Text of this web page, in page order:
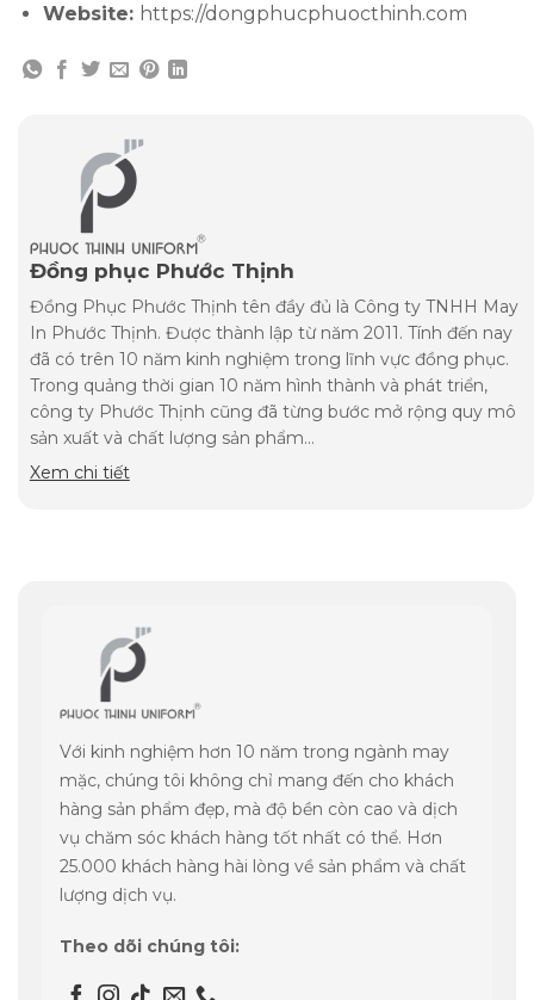
Website: https://dongphucphuocthinh.com
Đồng phục Phước Thịnh
Đồng Phục Phước Thịnh tên đầy đủ là Công ty TNHH May
In Phước Thịnh. Được thành lập từ năm 2011. Tính đến nay
đã có trên 10 năm kinh nghiệm trong lĩnh vực đồng phục.
Trong quảng thời gian 10 năm hình thành và phát triển,
công ty Phước Thịnh cũng đã từng bước mở rộng quy mô
sản xuất và chất lượng sản phẩm...
Xem chi tiết
Với kinh nghiệm hơn 10 năm trong ngành may
mặc, chúng tôi không chỉ mang đến cho khách
hàng sản phẩm đẹp, mà độ bền còn cao và dịch
vụ chăm sóc khách hàng tốt nhất có thể. Hơn
25.000 khách hàng hài lòng về sản phẩm và chất
lượng dịch vụ.
Theo dõi chúng tôi: